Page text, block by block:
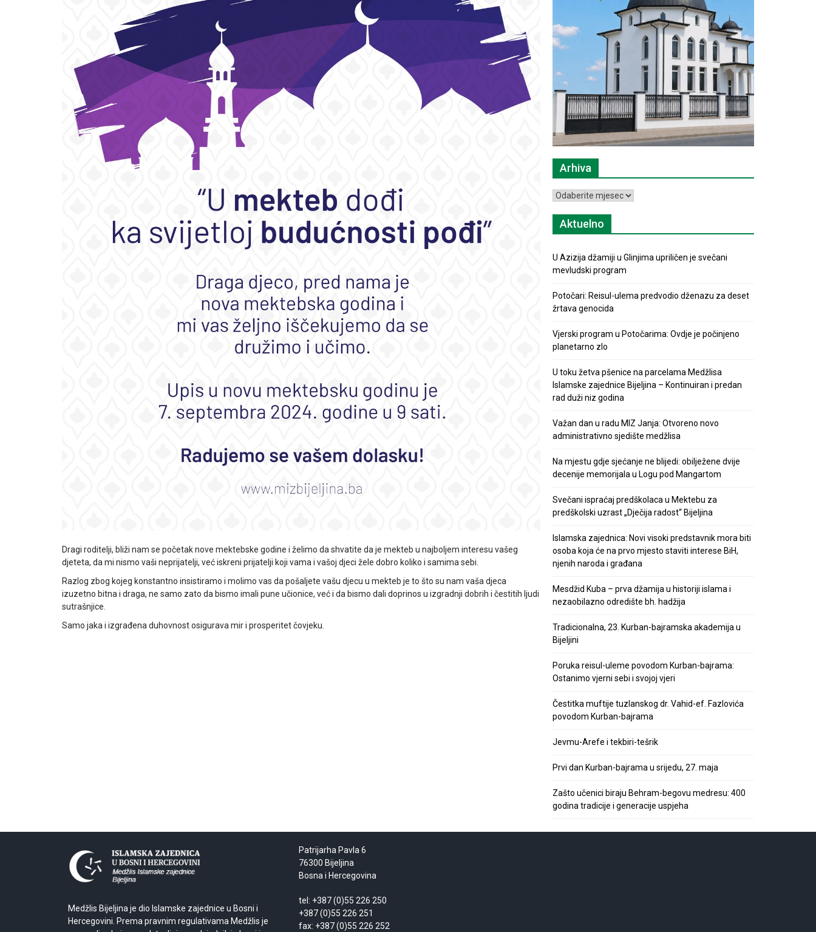
Dragi roditelji, bliži nam se početak nove mektebske godine i želimo da shvatite da je mekteb u najboljem interesu vašeg
djeteta, da mi nismo vaši neprijatelji, već iskreni prijatelji koji vama i vašoj djeci žele dobro koliko i samima sebi.
Razlog zbog kojeg konstantno insistiramo i molimo vas da pošaljete vašu djecu u mekteb je to što su nam vaša djeca
izuzetno bitna i draga, ne samo zato da bismo imali pune učionice, već i da bismo dali doprinos u izgradnji dobrih i čestitih ljudi
sutrašnjice.
Samo jaka i izgrađena duhovnost osigurava mir i prosperitet čovjeku.
Arhiva
Arhiva
Aktuelno
U Azizija džamiji u Glinjima upriličen je svečani
mevludski program
Potočari: Reisul-ulema predvodio dženazu za deset
žrtava genocida
Vjerski program u Potočarima: Ovdje je počinjeno
planetarno zlo
U toku žetva pšenice na parcelama Medžlisa
Islamske zajednice Bijeljina – Kontinuiran i predan
rad duži niz godina
Važan dan u radu MIZ Janja: Otvoreno novo
administrativno sjedište medžlisa
Na mjestu gdje sjećanje ne blijedi: obilježene dvije
decenije memorijala u Logu pod Mangartom
Svečani ispraćaj predškolaca u Mektebu za
predškolski uzrast „Dječija radost“ Bijeljina
Islamska zajednica: Novi visoki predstavnik mora biti
osoba koja će na prvo mjesto staviti interese BiH,
njenih naroda i građana
Mesdžid Kuba – prva džamija u historiji islama i
nezaobilazno odredište bh. hadžija
Tradicionalna, 23. Kurban-bajramska akademija u
Bijeljini
Poruka reisul-uleme povodom Kurban-bajrama:
Ostanimo vjerni sebi i svojoj vjeri
Čestitka muftije tuzlanskog dr. Vahid-ef. Fazlovića
povodom Kurban-bajrama
Jevmu-Arefe i tekbiri-tešrik
Prvi dan Kurban-bajrama u srijedu, 27. maja
Zašto učenici biraju Behram-begovu medresu: 400
godina tradicije i generacije uspjeha
Medžlis Bijeljina je dio Islamske zajednice u Bosni i
Hercegovini. Prema pravnim regulativama Medžlis je
Patrijarha Pavla 6
76300 Bijeljina
Bosna i Hercegovina
tel: +387 (0)55 226 250
+387 (0)55 226 251
fax: +387 (0)55 226 252